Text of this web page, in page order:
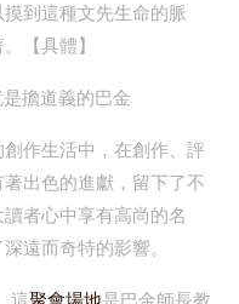
到這種文先生命的脈
【具體】
擔道義的巴金
作生活中，在創作、評
出色的進獻，留下了不
者心中享有高尚的名
遠而奇特的影響。